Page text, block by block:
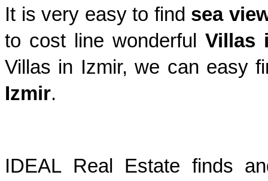
It is very easy to find sea
to cost line wonderful Villas
Villas in Izmir, we can easy
Izmir.
IDEAL Real Estate finds